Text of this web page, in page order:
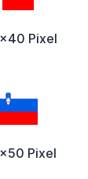
Pixel
Pixel